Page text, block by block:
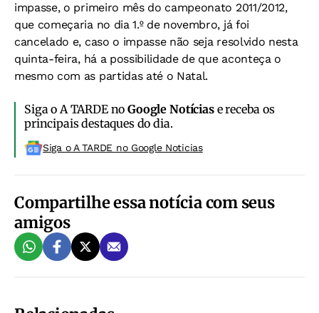
impasse, o primeiro mês do campeonato 2011/2012,
que começaria no dia 1.º de novembro, já foi
cancelado e, caso o impasse não seja resolvido nesta
quinta-feira, há a possibilidade de que aconteça o
mesmo com as partidas até o Natal.
Siga o A TARDE noGoogle Notíciase receba os
principais destaques do dia.
Siga o A TARDE no Google Noticias
Compartilhe essa notícia com seus
amigos